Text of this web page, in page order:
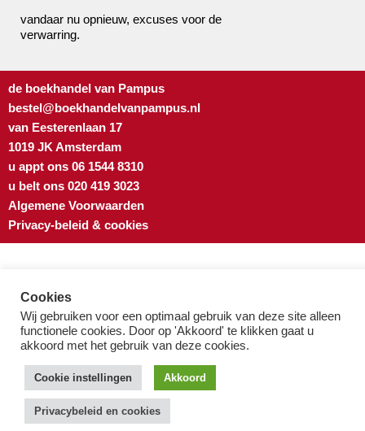
vandaar nu opnieuw, excuses voor de
verwarring.
de boekhandel van Pampus
bestel@boekhandelvanpampus.nl
van Eesterenlaan 17
1019 JK Amsterdam
u appt ons 06 1544 8310
u belt ons 020 419 3023
Algemene Voorwaarden
Privacy-beleid & cookies
Cookies
Wij gebruiken voor een optimaal gebruik van deze site alleen
functionele cookies. Door op 'Akkoord' te klikken gaat u
akkoord met het gebruik van deze cookies.
Cookie instellingen Akkoord
Privacybeleid en cookies